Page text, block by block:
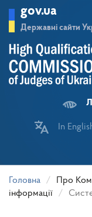
основного
матеріалу
gov.ua
Державні сайти
In
Головна Про
інформації